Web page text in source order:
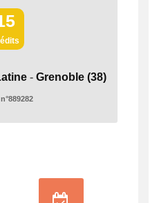
- Grenoble (38)